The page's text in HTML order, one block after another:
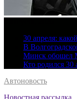
30 апреля:
В
Минск обошел
Кто родился 30
Автоновость
Новостная рассылка